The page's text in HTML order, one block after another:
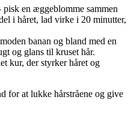
pisk en æggeblomme sammen
i håret, lad virke i 20 minutter,
banan og bland med en
og glans til kruset hår.
kur, der styrker håret og
for at lukke hårstråene og give